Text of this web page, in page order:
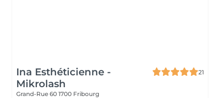
Ina Esthéticienne -
Mikrolash
21
Grand-Rue 60 1700 Fribourg